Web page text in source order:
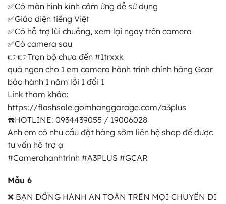
✅Có màn hình kính cảm ứng dễ sử dụng
✅Giáo diện tiếng Việt
✅Có hỗ trợ lùi chuồng, xem lại ngay trên camera
✅Có camera sau
👉👉Trọn bộ chưa đến #1trxxk
quá ngon cho 1 em camera hành trình chính hãng Gcar
bảo hành 1 năm lỗi 1 đổi 1
Link tham khảo:
https://flashsale.gomhanggarage.com/a3plus
☎️HOTLINE: 0934439055 / 19006028
Anh em có nhu cầu đặt hàng sớm liên hệ shop để được
tư vấn hỗ trợ ạ
#Camerahanhtrinh #A3PLUS #GCAR
Mẫu 6
❌ BẠN ĐỒNG HÀNH AN TOÀN TRÊN MỌI CHUYẾN ĐI